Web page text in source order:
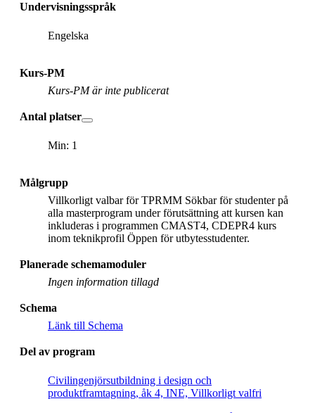
Undervisningsspråk
Engelska
Kurs-PM
Kurs-PM är inte publicerat
Antal platser
Min: 1
Målgrupp
Villkorligt valbar för TPRMM Sökbar för studenter på
alla masterprogram under förutsättning att kursen kan
inkluderas i programmen CMAST4, CDEPR4 kurs
inom teknikprofil Öppen för utbytesstudenter.
Planerade schemamoduler
Ingen information tillagd
Schema
Länk till Schema
Del av program
Civilingenjörsutbildning i design och
produktframtagning, åk 4, INE, Villkorligt valfri